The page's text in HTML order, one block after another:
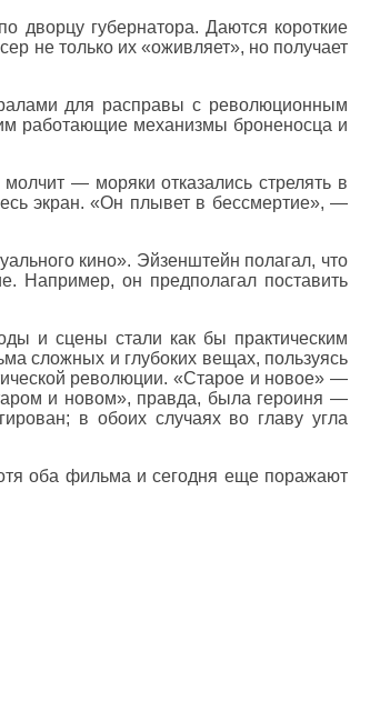
дворцу губернатора. Даются короткие
не только их «оживляет», но получает
для расправы с революционным
работающие механизмы броненосца и
— моряки отказались стрелять в
экран. «Он плывет в бессмертие», —
кино». Эйзенштейн полагал, что
Например, он предполагал поставить
и сцены стали как бы практическим
сложных и глубоких вещах, пользуясь
революции. «Старое и новое» —
и новом», правда, была героиня —
в обоих случаях во главу угла
оба фильма и сегодня еще поражают